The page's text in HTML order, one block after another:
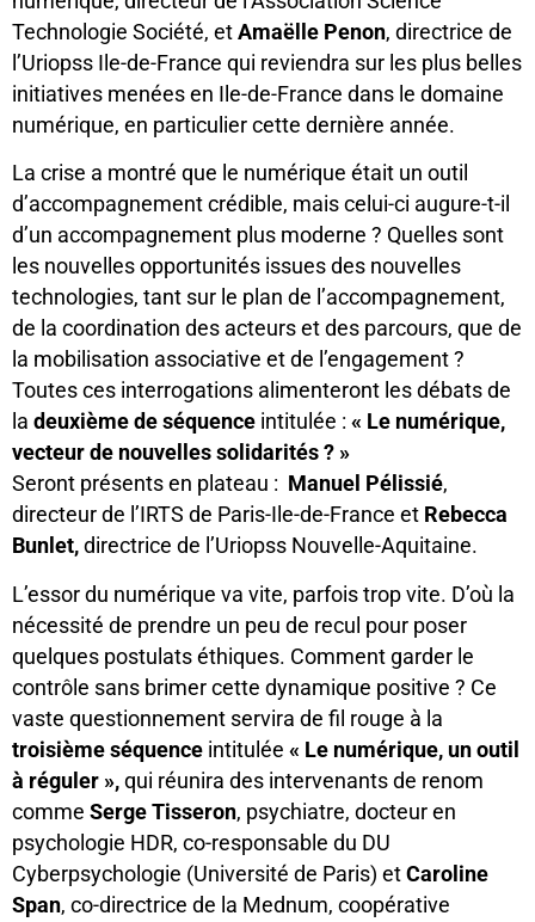
Technologie Société, et Amaëlle Penon, directrice de
l’Uriopss Ile-de-France qui reviendra sur les plus belles
initiatives menées en Ile-de-France dans le domaine
numérique, en particulier cette dernière année.
La crise a montré que le numérique était un outil
d’accompagnement crédible, mais celui-ci augure-t-il
d’un accompagnement plus moderne ? Quelles sont
les nouvelles opportunités issues des nouvelles
technologies, tant sur le plan de l’accompagnement,
de la coordination des acteurs et des parcours, que de
la mobilisation associative et de l’engagement ?
Toutes ces interrogations alimenteront les débats de
la deuxième de séquence intitulée : « Le numérique,
vecteur de nouvelles solidarités ? »
Seront présents en plateau : Manuel Pélissié,
directeur de l’IRTS de Paris-Ile-de-France et Rebecca
Bunlet, directrice de l’Uriopss Nouvelle-Aquitaine.
L’essor du numérique va vite, parfois trop vite. D’où la
nécessité de prendre un peu de recul pour poser
quelques postulats éthiques. Comment garder le
contrôle sans brimer cette dynamique positive ? Ce
vaste questionnement servira de fil rouge à la
troisième séquence intitulée « Le numérique, un outil
à réguler », qui réunira des intervenants de renom
comme Serge Tisseron, psychiatre, docteur en
psychologie HDR, co-responsable du DU
Cyberpsychologie (Université de Paris) et Caroline
Span, co-directrice de la Mednum, coopérative